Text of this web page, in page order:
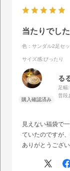
当たりでした
色：サンダル2足セッ
サイズ感:ぴったり
る
足幅:
普段
見えない福袋で
ていたのですが
ありがとうござい